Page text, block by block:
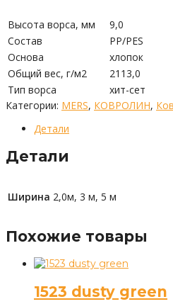
Высота ворса, мм
9,0
Состав
PP/PES
Основа
хлопок
Общий вес, г/м2
2113,0
Тип ворса
хит-сет
Категории: MERS, КОВРОЛИН,
Детали
Детали
Ширина 2,0м, 3 м, 5 м
Похожие товары
1523 dusty green